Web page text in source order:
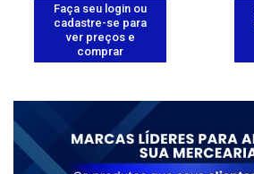
Faça seu login ou
cadastre-se para
ver preços e
comprar